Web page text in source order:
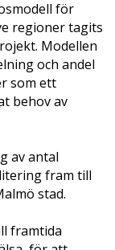
för
regioner tagits
Modellen
och andel
som ett
behov av
av antal
fram till
stad.
framtida